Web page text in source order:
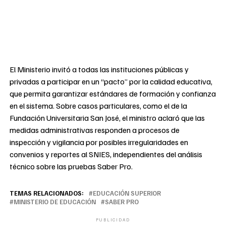
El Ministerio invitó a todas las instituciones públicas y
privadas a participar en un “pacto” por la calidad educativa,
que permita garantizar estándares de formación y confianza
en el sistema. Sobre casos particulares, como el de la
Fundación Universitaria San José, el ministro aclaró que las
medidas administrativas responden a procesos de
inspección y vigilancia por posibles irregularidades en
convenios y reportes al SNIES, independientes del análisis
técnico sobre las pruebas Saber Pro.
TEMAS RELACIONADOS:
EDUCACIÓN SUPERIOR
MINISTERIO DE EDUCACIÓN
SABER PRO
PUBLICIDAD